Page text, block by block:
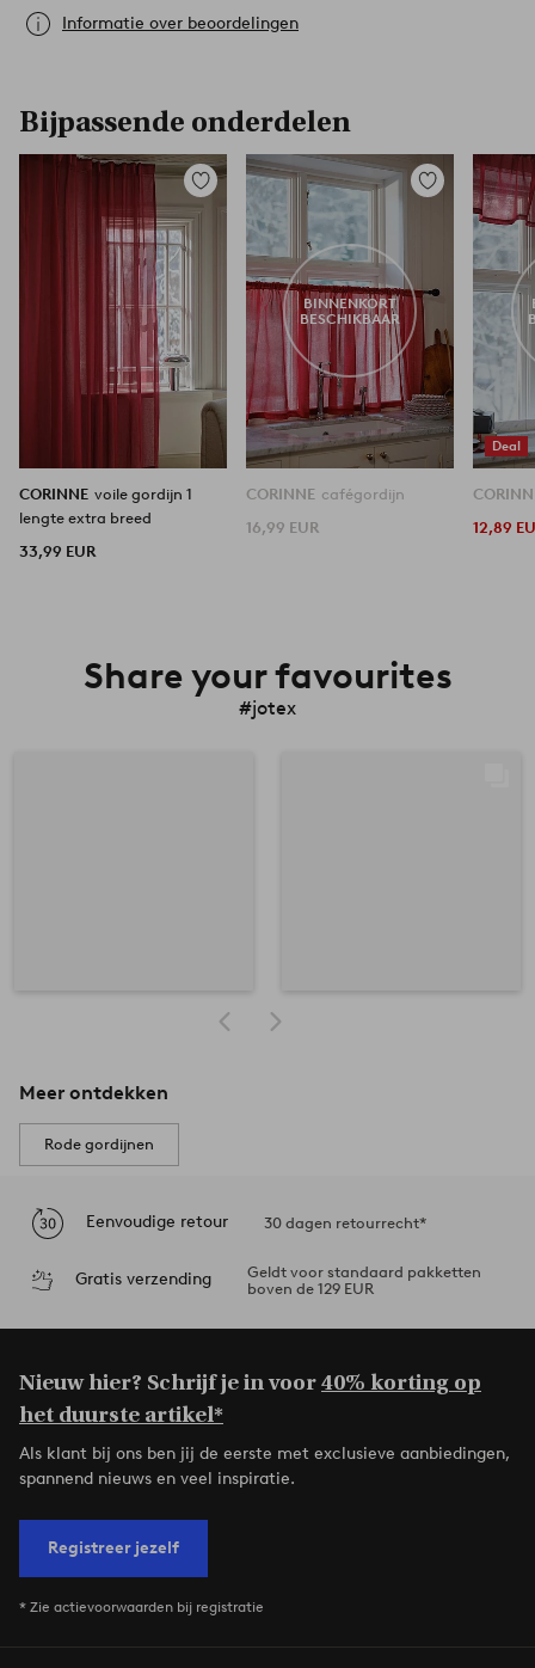
Informatie over beoordelingen
Bijpassende onderdelen
Toevoegen
favorieten
CORINNE voile gordijn 1
lengte extra breed
33,99 EUR
BINNENKORT
BESCHIKBAAR
Toevoegen
favorieten
CORINNE cafégordijn
16,99 EUR
Deal
12,89
Share your favourites
#jotex
Meer ontdekken
Rode gordijnen
Eenvoudige retour 30 dagen retourrecht*
Gratis verzending
Geldt voor standaard pakketten
boven de 129 EUR
Nieuw hier? Schrijf je in voor40% korting op
het duurste artikel*
Als klant bij ons ben jij de eerste met exclusieve aanbiedingen,
spannend nieuws en veel inspiratie.
Registreer jezelf
* Zie actievoorwaarden bij registratie